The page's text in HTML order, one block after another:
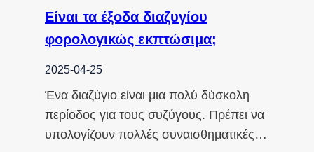
Είναι τα έξοδα διαζυγίου
φορολογικώς εκπτώσιμα;
2025-04-25
Ένα διαζύγιο είναι μια πολύ δύσκολη
περίοδος για τους συζύγους. Πρέπει να
υπολογίζουν πολλές συναισθηματικές…